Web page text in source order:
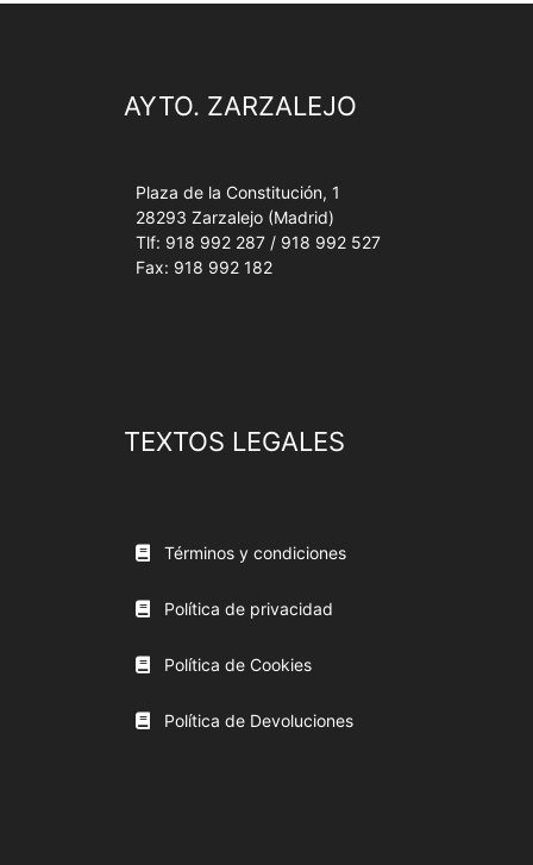
AYTO. ZARZALEJO
Plaza de la Constitución, 1
28293 Zarzalejo (Madrid)
Tlf: 918 992 287 / 918 992 527
Fax: 918 992 182
TEXTOS LEGALES
Términos y condiciones
Política de privacidad
Política de Cookies
Política de Devoluciones